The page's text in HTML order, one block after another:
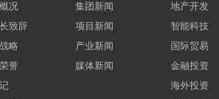
况
致辞
略
誉
集团新闻
项目新闻
产业新闻
媒体新闻
地产开发
智能科技
国际贸易
金融投资
海外投资